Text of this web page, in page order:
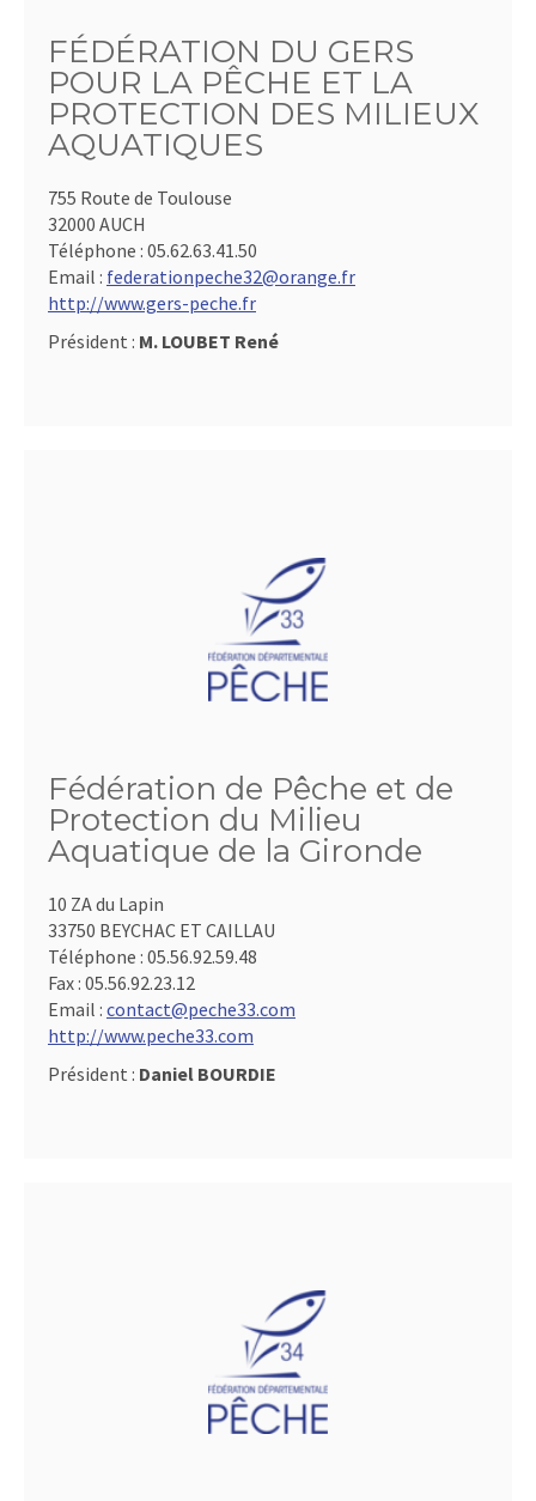
FÉDÉRATION DU GERS
POUR LA PÊCHE ET LA
PROTECTION DES MILIEUX
AQUATIQUES
755 Route de Toulouse
32000 AUCH
Téléphone : 05.62.63.41.50
Email : federationpeche32@orange.fr
http://www.gers-peche.fr
Président : M. LOUBET René
Fédération de Pêche et de
Protection du Milieu
Aquatique de la Gironde
10 ZA du Lapin
33750 BEYCHAC ET CAILLAU
Téléphone : 05.56.92.59.48
Fax : 05.56.92.23.12
Email : contact@peche33.com
http://www.peche33.com
Président : Daniel BOURDIE